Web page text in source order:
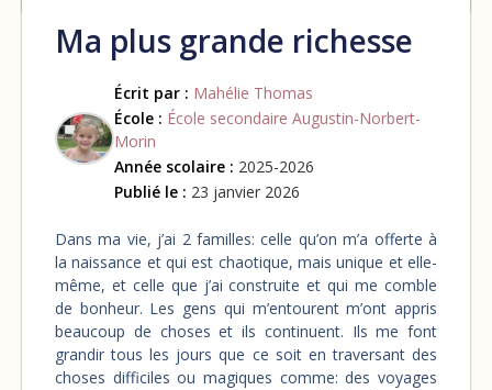
Ma plus grande richesse
Écrit par : Mahélie Thomas
École : École secondaire Augustin-Norbert-
Morin
Année scolaire : 2025-2026
Publié le : 23 janvier 2026
Dans ma vie, j’ai 2 familles: celle qu’on m’a offerte à
la naissance et qui est chaotique, mais unique et elle-
même, et celle que j’ai construite et qui me comble
de bonheur. Les gens qui m’entourent m’ont appris
beaucoup de choses et ils continuent. Ils me font
grandir tous les jours que ce soit en traversant des
choses difficiles ou magiques comme: des voyages